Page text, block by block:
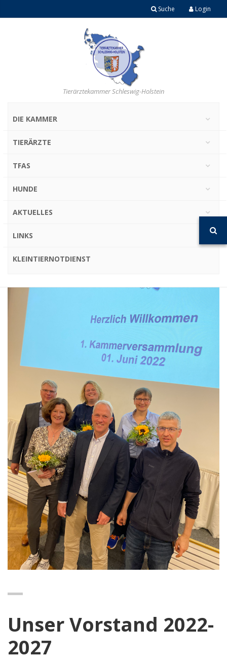
Login
Suche
Tierärztekammer Schleswig-Holstein
DIE KAMMER
TIERÄRZTE
TFAS
HUNDE
AKTUELLES
LINKS
KLEINTIERNOTDIENST
Unser Vorstand 2022-
2027